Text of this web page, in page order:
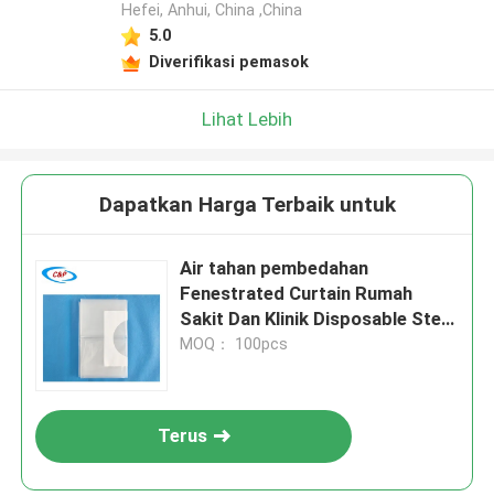
Hefei, Anhui, China ,China
5.0
Diverifikasi pemasok
Lihat Lebih
Dapatkan Harga Terbaik untuk
Air tahan pembedahan
Fenestrated Curtain Rumah
Sakit Dan Klinik Disposable Steril
Curtains
MOQ： 100pcs
Terus